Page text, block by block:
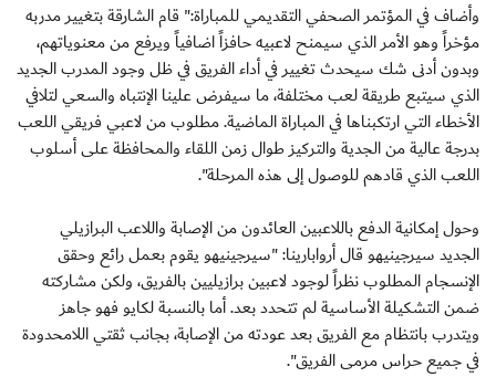
وأضاف في المؤتمر الصحفي التقديمي للمباراة:" قام الشارقة بتغيير مدربه
مؤخراً وهو الأمر الذي سيمنح لاعبيه حافزاً اضافياً ويرفع من معنوياتهم،
وبدون أدنى شك سيحدث تغيير في أداء الفريق في ظل وجود المدرب الجديد
الذي سيتبع طريقة لعب مختلفة، ما سيفرض علينا الإنتباه والسعي لتلافي
الأخطاء التي ارتكبناها في المباراة الماضية. مطلوب من لاعبي فريقي اللعب
بدرجة عالية من الجدية والتركيز طوال زمن اللقاء والمحافظة على أسلوب
اللعب الذي قادهم للوصول إلى هذه المرحلة".
وحول إمكانية الدفع باللاعبين العائدون من الإصابة واللاعب البرازيلي
الجديد سيرجينيهو قال أروابارينا: "سيرجينيهو يقوم بعمل رائع وحقق
الإنسجام المطلوب نظراً لوجود لاعبين برازيليين بالفريق، ولكن مشاركته
ضمن التشكيلة الأساسية لم تتحدد بعد. أما بالنسبة لكايو فهو جاهز
ويتدرب بانتظام مع الفريق بعد عودته من الإصابة، بجانب ثقتي اللامحدودة
في جميع حراس مرمى الفريق".